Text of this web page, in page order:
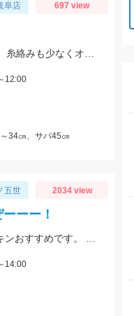
阜店 697 view
12:00
34㎝、サバ45㎝
五世 2034 view
ーー！
14:00